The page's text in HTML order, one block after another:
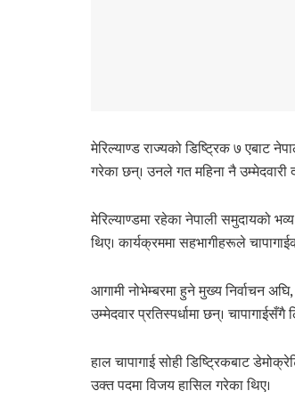
मेरिल्याण्ड राज्यको डिष्ट्रिक ७ एबाट
गरेका छन्। उनले गत महिना नै उम्मेदवारी
मेरिल्याण्डमा रहेका नेपाली समुदायको
थिए। कार्यक्रममा सहभागीहरूले
आगामी नोभेम्बरमा हुने मुख्य निर्वाचन
उम्मेदवार प्रतिस्पर्धामा छन्।
हाल चापागाई सोही डिष्ट्रिकबाट
उक्त पदमा विजय हासिल गरेका थिए।